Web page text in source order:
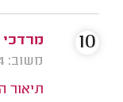
מרדכי
משוב: 17/06/2024
תיאור
10